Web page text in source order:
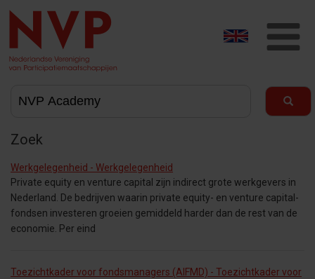
Zoek
Werkgelegenheid - Werkgelegenheid
Private equity en venture capital zijn indirect grote werkgevers in
Nederland. De bedrijven waarin private equity- en venture capital-
fondsen investeren groeien gemiddeld harder dan de rest van de
economie. Per eind
Toezichtkader voor fondsmanagers (AIFMD) - Toezichtkader voor